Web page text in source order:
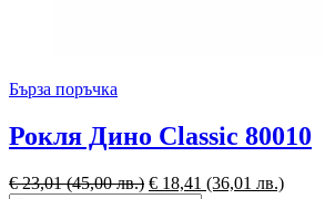
Бърза поръчка
Рокля Дино Classic 80010
€23,01(45,00 лв.) € 18,41 (36,01 лв.)